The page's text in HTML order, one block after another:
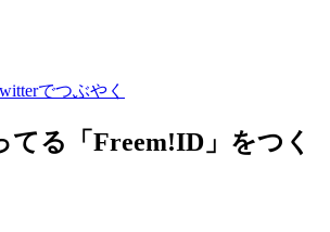
でつぶやく
てる「 Freem!ID 」をつく